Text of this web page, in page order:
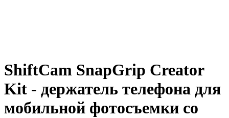
ShiftCam SnapGrip Creator
Kit - держатель телефона для
мобильной фотосъемки со